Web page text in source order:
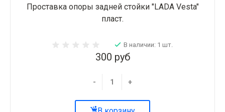
Проставка опоры задней стойки "LADA Vesta"
пласт.
В наличии: 1 шт.
300 руб
- +